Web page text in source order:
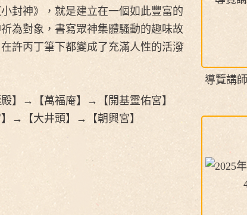
導覽講
封神》，就是建立在一個如此豐富的
為對象，書寫眾神集體騷動的趣味故
許丙丁筆下都變成了充滿人性的活潑
】→【萬福庵】→【開基靈佑宮】
→【大井頭】→【朝興宮】